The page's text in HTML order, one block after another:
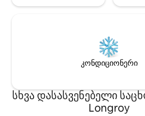
კონდიციონერი
სხვა დასასვენებელი
Longroy